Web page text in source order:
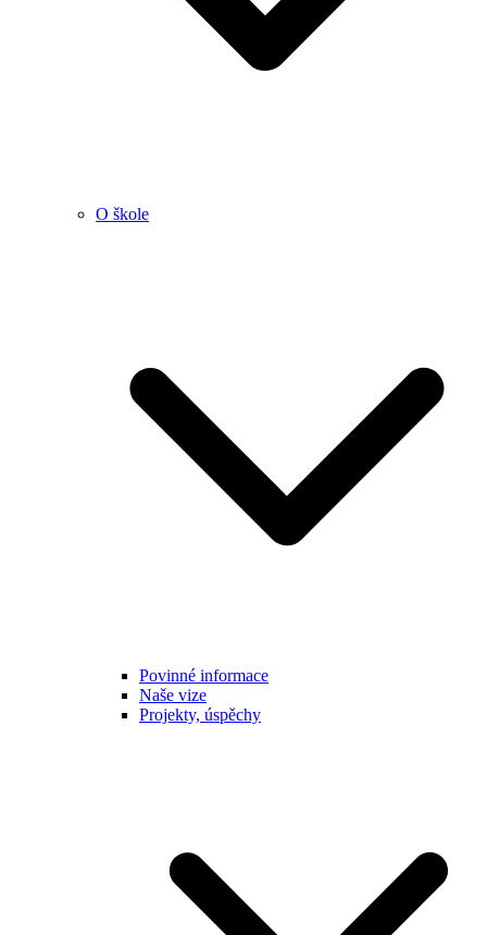
O škole
Povinné informace
Naše vize
Projekty, úspěchy